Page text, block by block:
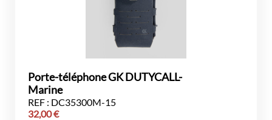
Porte-téléphone GK DUTYCALL-
Marine
REF : DC35300M-15
32,00€